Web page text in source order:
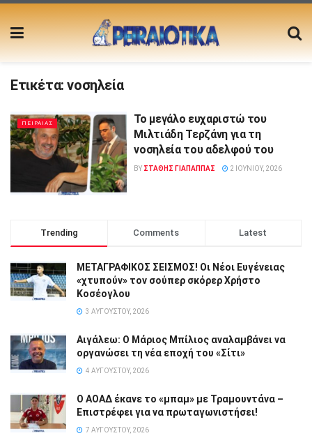
Ετικέτα:νοσηλεία
ΠΕΙΡΑΙΑΣ
Το μεγάλο ευχαριστώ του
Μιλτιάδη Τερζάνη για τη
νοσηλεία του αδελφού του
BY ΣΤΑΘΗΣ ΓΊΑΠΑΠΠΑΣ 2 ΙΟΥΝΊΟΥ, 2026
Trending Comments Latest
ΜΕΤΑΓΡΑΦΙΚΟΣ ΣΕΙΣΜΟΣ! Οι Νέοι Ευγένειας
«χτυπούν» τον σούπερ σκόρερ Χρήστο
Κοσέογλου
3 ΑΥΓΟΎΣΤΟΥ, 2026
Αιγάλεω: Ο Μάριος Μπίλιος αναλαμβάνει να
οργανώσει τη νέα εποχή του «Σίτι»
4 ΑΥΓΟΎΣΤΟΥ, 2026
Ο ΑΟΑΔ έκανε το «μπαμ» με Τραμουντάνα –
Επιστρέφει για να πρωταγωνιστήσει!
7 ΑΥΓΟΎΣΤΟΥ, 2026